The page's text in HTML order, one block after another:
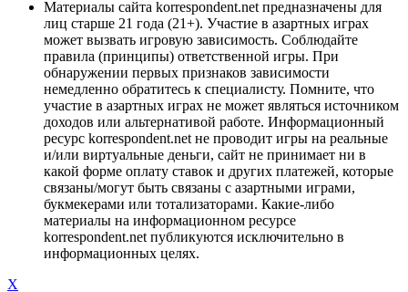
Материалы сайта korrespondent.net предназначены для
лиц старше 21 года (21+). Участие в азартных играх
может вызвать игровую зависимость. Соблюдайте
правила (принципы) ответственной игры. При
обнаружении первых признаков зависимости
немедленно обратитесь к специалисту. Помните, что
участие в азартных играх не может являться источником
доходов или альтернативой работе. Информационный
ресурс korrespondent.net не проводит игры на реальные
и/или виртуальные деньги, сайт не принимает ни в
какой форме оплату ставок и других платежей, которые
связаны/могут быть связаны с азартными играми,
букмекерами или тотализаторами. Какие-либо
материалы на информационном ресурсе
korrespondent.net публикуются исключительно в
информационных целях.
X